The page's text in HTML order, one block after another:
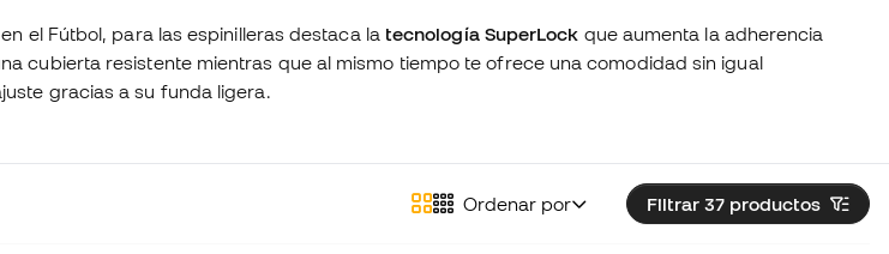
el Fútbol, para las espinilleras destaca la tecnología SuperLock que aumenta la adherencia
cubierta resistente mientras que al mismo tiempo te ofrece una comodidad sin igual
gracias a su funda ligera.
Filtrar 37 productos
Ordenar por